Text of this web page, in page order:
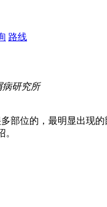
路线
病研究所
部位的，最明显出现